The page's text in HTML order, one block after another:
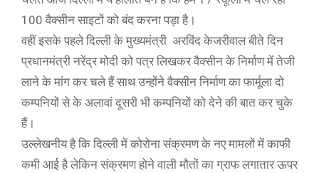
100 वैक्सीन साइटों को बंद करना पड़ा है।
वहीं इसके पहले दिल्ली के मुख्यमंत्री अरविंद केजरीवाल बीते दिन
प्रधानमंत्री नरेंद्र मोदी को पत्र लिखकर वैक्सीन के निर्माण में तेजी
लाने के मांग कर चले हैं साथ उन्होंने वैक्सीन निर्माण का फार्मूला दो
कम्पनियों से के अलावां दूसरी भी कम्पनियों को देने की बात कर चुके
हैं।
उल्लेखनीय है कि दिल्ली में कोरोना संक्रमण के नए मामलों में काफी
कमी आई है लेकिन संक्रमण होने वाली मौतों का ग्राफ लगातार ऊपर